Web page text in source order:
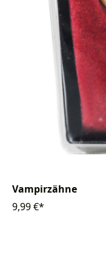
Vampirzähne
9,99 €*